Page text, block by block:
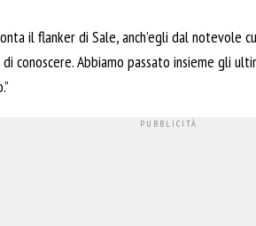
il flanker di Sale, anch’egli dal notevole
conoscere. Abbiamo passato insieme gli